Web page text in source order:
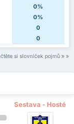
0%
0%
0
0
si slovníček pojmů
Sestava - Hosté